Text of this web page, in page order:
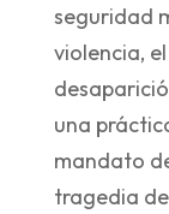
seguridad
violencia,
una
mandato
tragedia